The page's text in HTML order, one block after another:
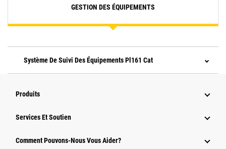
GESTION DES ÉQUIPEMENTS
Système De Suivi Des Équipements Pl161 Cat
Produits
Services Et Soutien
Comment Pouvons-Nous Vous Aider?